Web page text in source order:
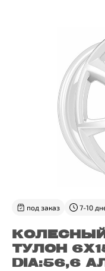
ТУЛОН
DIA:56,6
под заказ 7-10